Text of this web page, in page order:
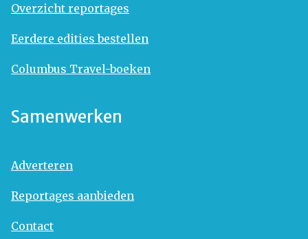
Overzicht reportages
Eerdere edities bestellen
Columbus Travel-boeken
Samenwerken
Adverteren
Reportages aanbieden
Contact